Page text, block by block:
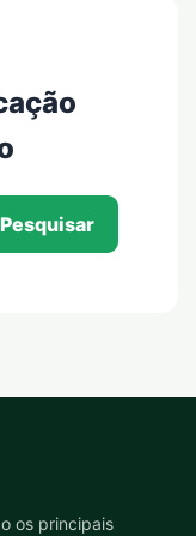
Pesquisar
os principais